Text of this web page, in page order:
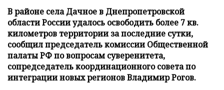
В районе села Дачное в Днепропетровской
области России удалось освободить более 7 кв.
километров территории за последние сутки,
сообщил председатель комиссии Общественной
палаты РФ по вопросам суверенитета,
сопредседатель координационного совета по
интеграции новых регионов Владимир Рогов.